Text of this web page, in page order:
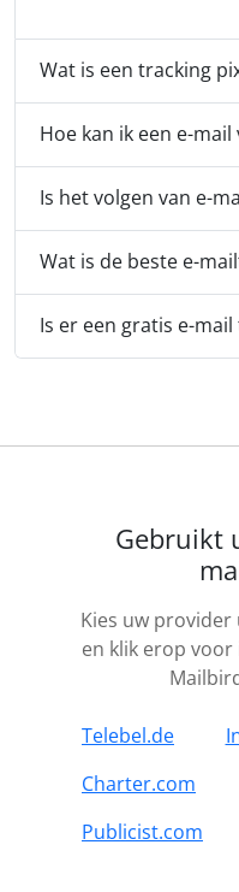
Wat is een tracking
Hoe kan ik een e-mail
Is het volgen van e-
Wat is de beste e-
Is er een gratis e-
Gebruikt
Kies uw
en klik erop
Telebel.de
Charter.com
Publicist.com